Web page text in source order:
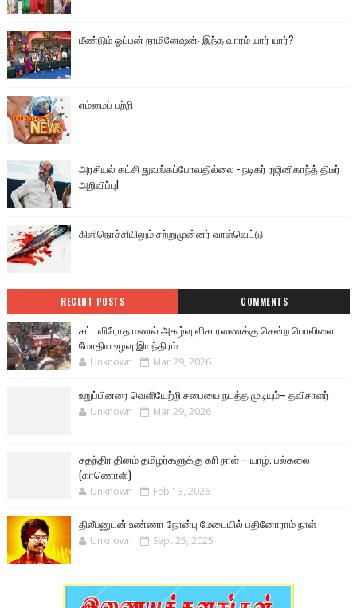
மீண்டும் ஓப்பன் நாமினேஷன்: இந்த வாரம் யார் யார்?
எம்மைப் பற்றி
அரசியல் கட்சி துவங்கப்போவதில்லை - நடிகர் ரஜினிகாந்த் திடீர்
அறிவிப்பு!
கிளிநொச்சியிலும் சற்றுமுன்னர் வாள்வெட்டு
RECENT POSTS COMMENTS
சட்டவிரோத மணல் அகழ்வு விசாரணைக்கு சென்ற பொலிஸை
மோதிய உழவு இயந்திரம்
Unknown Mar 29, 2026
உறுப்பினரை வெளியேற்றி சபையை நடத்த முடியும்– தவிசாளர்
Unknown Mar 29, 2026
சுதந்திர தினம் தமிழர்களுக்கு கரி நாள் – யாழ். பல்கலை
(காணொளி)
Unknown Feb 13, 2026
திலீபனுடன் உண்ணா நோன்பு மேடையில் பதினோராம் நாள்
Unknown Sept 25, 2025